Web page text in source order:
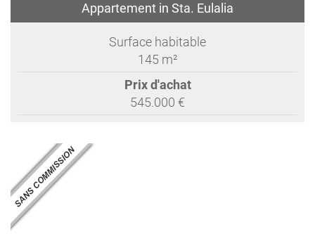
Appartement in Sta. Eulalia
Surface habitable
145 m²
Prix d'achat
545.000 €